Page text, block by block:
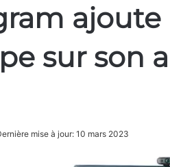
sur son
mise à jour: 10 mars 2023